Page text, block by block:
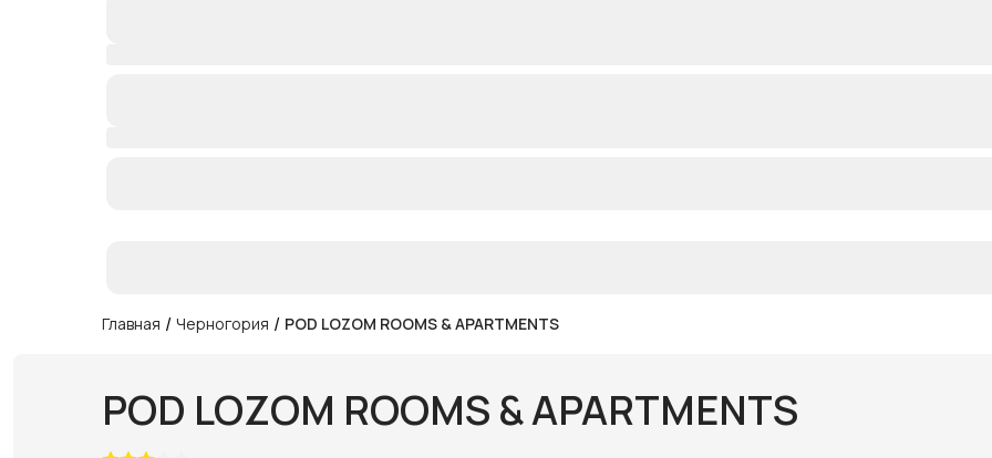
Главная / Черногория / POD LOZOM ROOMS & APARTMENTS
POD LOZOM ROOMS & APARTMENTS